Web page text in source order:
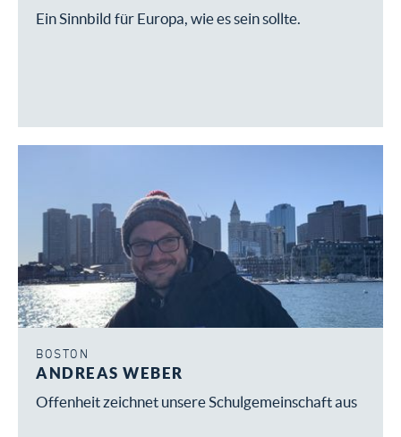
Ein Sinnbild für Europa, wie es sein sollte.
BOSTON
ANDREAS WEBER
Offenheit zeichnet unsere Schulgemeinschaft aus